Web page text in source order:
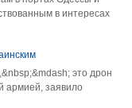
в интересах
это дрон
армией, заявило